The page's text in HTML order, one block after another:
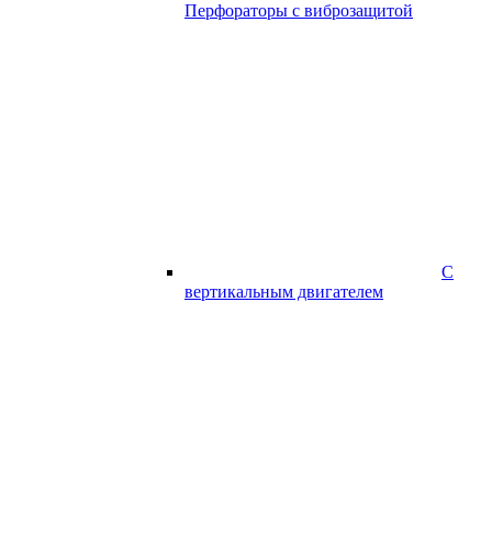
Перфораторы с виброзащитой
С
вертикальным двигателем